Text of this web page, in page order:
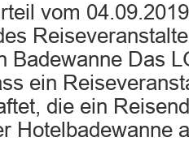
vom
Badewanne Das
ein
die ein